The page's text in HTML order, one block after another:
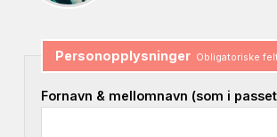
Personopplysninger Obligatoriske
Fornavn & mellomnavn (som i